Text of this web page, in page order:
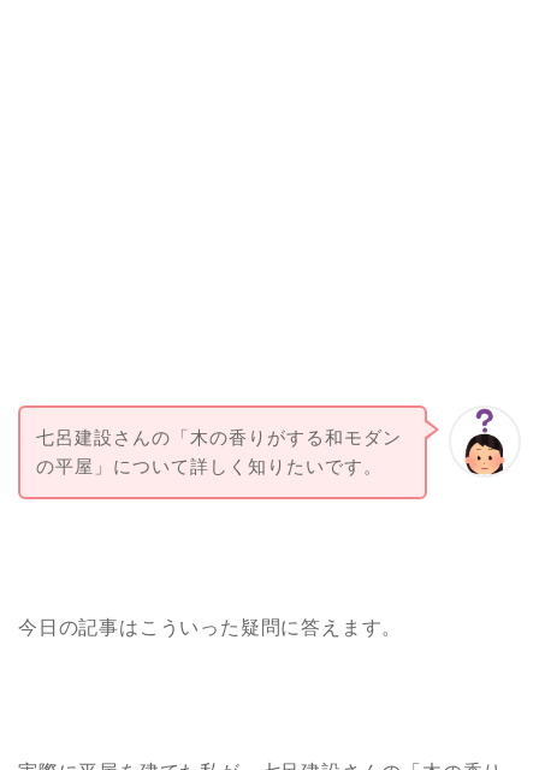
七呂建設さんの「木の香りがする和モダン
の平屋」について詳しく知りたいです。
今日の記事はこういった疑問に答えます。